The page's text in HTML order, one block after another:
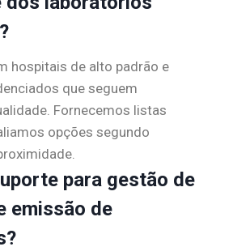
hospitais de alto padrão e
que seguem
Fornecemos listas
opções segundo
para gestão de
emissão de